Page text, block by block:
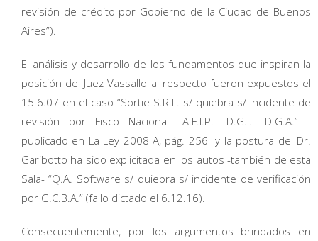
revisión de crédito por Gobierno de la Ciudad de Buenos
Aires”).
El análisis y desarrollo de los fundamentos que inspiran la
posición del Juez Vassallo al respecto fueron expuestos el
15.6.07 en el caso “Sortie S.R.L. s/ quiebra s/ incidente de
revisión por Fisco Nacional -A.F.I.P.- D.G.I.- D.G.A.” -
publicado en La Ley 2008-A, pág. 256- y la postura del Dr.
Garibotto ha sido explicitada en los autos -también de esta
Sala- “Q.A. Software s/ quiebra s/ incidente de verificación
por G.C.B.A.” (fallo dictado el 6.12.16).
Consecuentemente, por los argumentos brindados en